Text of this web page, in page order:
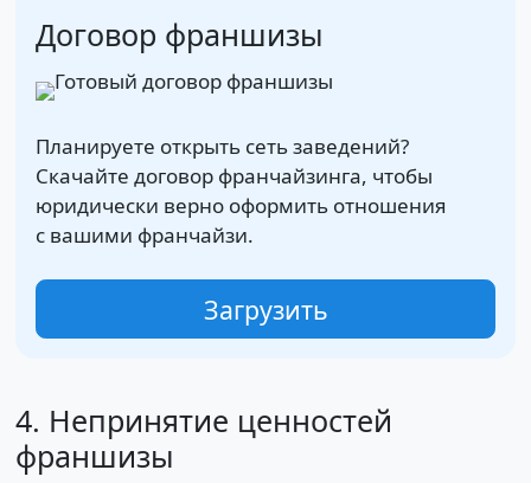
Договор франшизы
Планируете открыть сеть заведений?
Скачайте договор франчайзинга, чтобы
юридически верно оформить отношения
с вашими франчайзи.
Загрузить
4. Непринятие ценностей
франшизы